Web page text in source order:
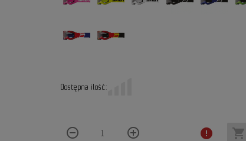
Dostępna ilość:
remove_circle_outline add_circle_outline error shopping_cart